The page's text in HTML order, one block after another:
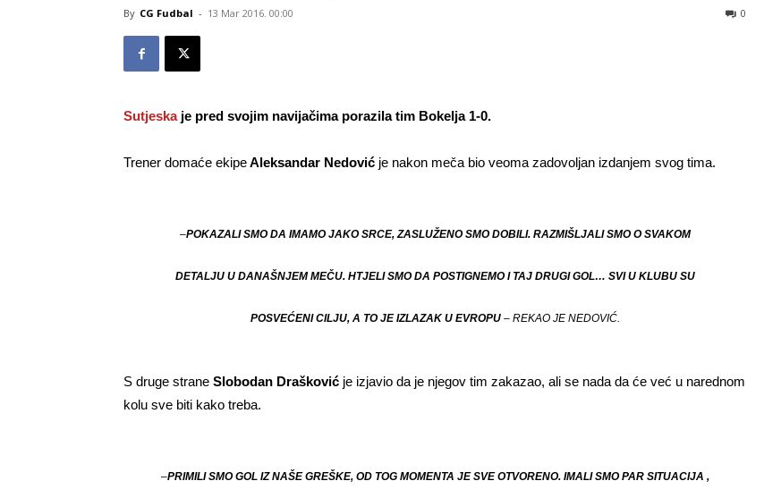
By CG Fudbal - 13 Mar 2016. 00:00 0
Sutjeskaje pred svojim navijačima porazila tim Bokelja 1-0.
Trener domaće ekipeAleksandar Nedović je nakon meča bio veoma zadovoljan izdanjem svog tima.
–POKAZALI SMO DA IMAMO JAKO SRCE, ZASLUŽENO SMO DOBILI. RAZMIŠLJALI SMO O SVAKOM
DETALJU U DANAŠNJEM MEČU. HTJELI SMO DA POSTIGNEMO I TAJ DRUGI GOL… SVI U KLUBU SU
POSVEĆENI CILJU, A TO JE IZLAZAK U EVROPU– REKAO JE NEDOVIĆ.
S druge strane Slobodan Drašković je izjavio da je njegov tim zakazao, ali se nada da će već u narednom
kolu sve biti kako treba.
–PRIMILI SMO GOL IZ NAŠE GREŠKE, OD TOG MOMENTA JE SVE OTVORENO. IMALI SMO PAR SITUACIJA ,